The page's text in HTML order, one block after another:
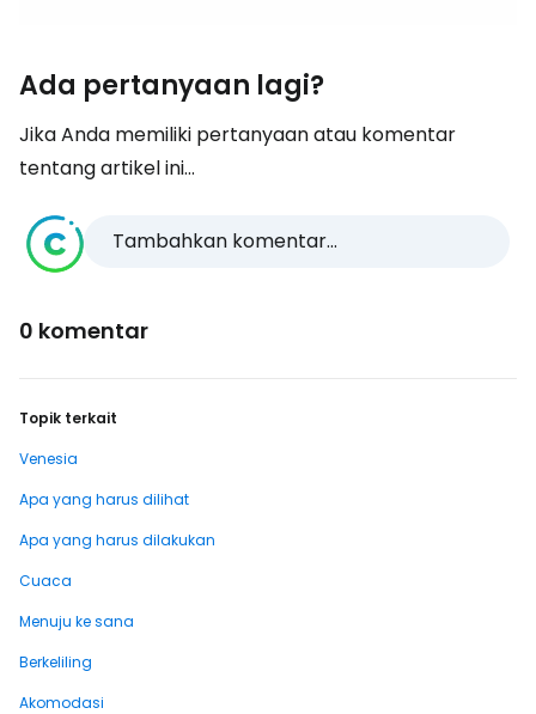
Ada pertanyaan lagi?
Jika Anda memiliki pertanyaan atau komentar
tentang artikel ini...
Tambahkan komentar...
0 komentar
Topik terkait
Venesia
Apa yang harus dilihat
Apa yang harus dilakukan
Cuaca
Menuju ke sana
Berkeliling
Akomodasi